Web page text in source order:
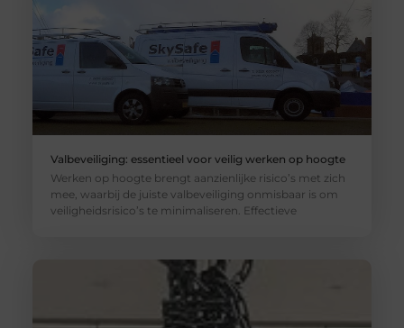
Valbeveiliging: essentieel voor veilig werken op hoogte
Werken op hoogte brengt aanzienlijke risico’s met zich
mee, waarbij de juiste valbeveiliging onmisbaar is om
veiligheidsrisico’s te minimaliseren. Effectieve